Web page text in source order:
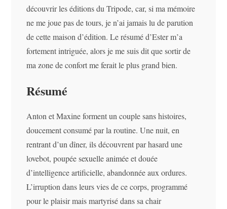
découvrir les éditions du Tripode, car, si ma mémoire
ne me joue pas de tours, je n’ai jamais lu de parution
de cette maison d’édition. Le résumé d’Ester m’a
fortement intriguée, alors je me suis dit que sortir de
ma zone de confort me ferait le plus grand bien.
Résumé
Anton et Maxine forment un couple sans histoires,
doucement consumé par la routine. Une nuit, en
rentrant d’un dîner, ils découvrent par hasard une
lovebot, poupée sexuelle animée et douée
d’intelligence artificielle, abandonnée aux ordures.
L’irruption dans leurs vies de ce corps, programmé
pour le plaisir mais martyrisé dans sa chair